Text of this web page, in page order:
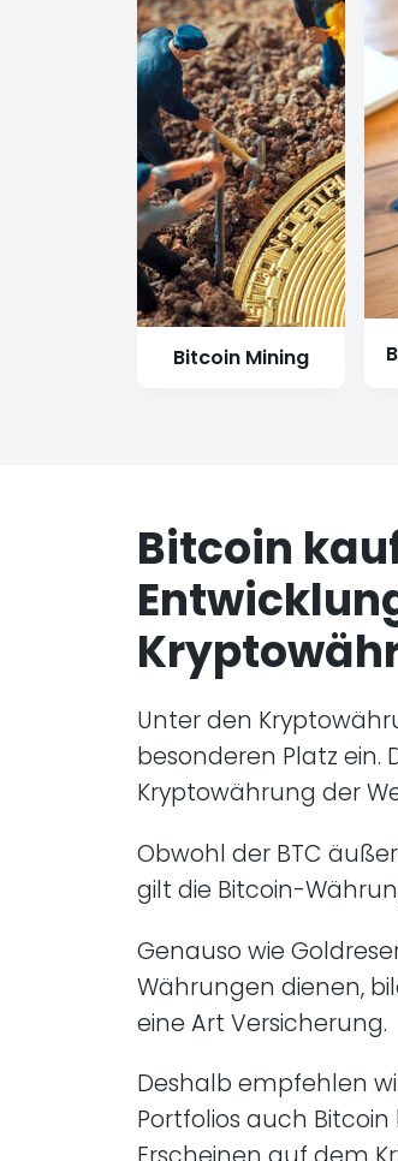
Bitcoin Mining
Bitcoin
Unter den
besonderen Platz ein.
Kryptowährung der
Obwohl der BTC
gilt die Bitcoin-
Genauso wie
Währungen dienen,
eine Art Versicherung.
Deshalb empfehlen
Portfolios auch